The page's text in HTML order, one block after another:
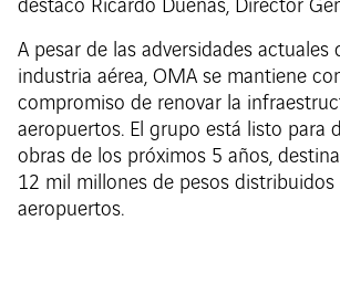
destacó Ricardo Dueñas, Director
A pesar de las adversidades actuales
industria aérea, OMA se mantiene
compromiso de renovar la
aeropuertos. El grupo está listo para
obras de los próximos 5 años,
12 mil millones de pesos distribuidos
aeropuertos.